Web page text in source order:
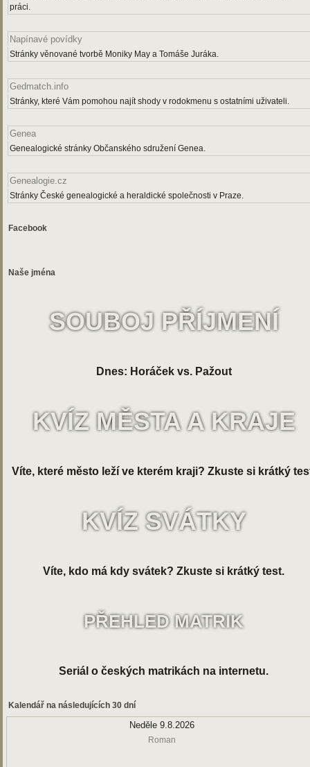
práci.
Napínavé povídky
Stránky věnované tvorbě Moniky May a Tomáše Juráka.
Gedmatch.info
Stránky, které Vám pomohou najít shody v rodokmenu s ostatními uživateli.
Genea
Genealogické stránky Občanského sdružení Genea.
Genealogie.cz
Stránky České genealogické a heraldické společnosti v Praze.
Facebook
Naše jména
SOUBOJ PŘÍJMENÍ
Dnes: Horáček vs. Pažout
KVÍZ MĚSTA A KRAJE
Víte, které město leží ve kterém kraji? Zkuste si krátký
KVÍZ SVÁTKY
Víte, kdo má kdy svátek? Zkuste si krátký test.
PŘEHLED MATRIK
Seriál o českých matrikách na internetu.
Kalendář na následujících 30 dní
Neděle 9.8.2026
Roman